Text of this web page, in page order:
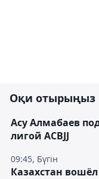
Оқи отырыңыз
09:45, Бүгін
Асу Алмабаев
лигой ACBJJ
Казахстан